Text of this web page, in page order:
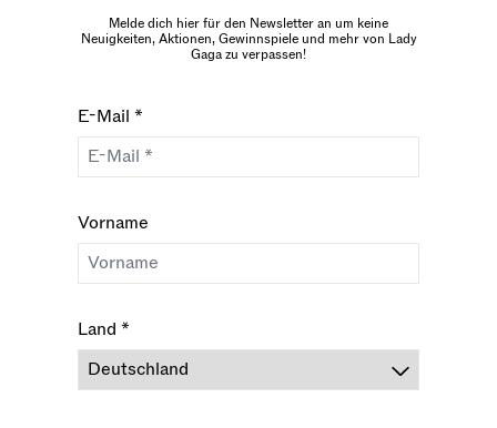
Melde dich hier für den Newsletter an um keine
Neuigkeiten, Aktionen, Gewinnspiele und mehr von Lady
Gaga zu verpassen!
E-Mail *
Vorname
Land *